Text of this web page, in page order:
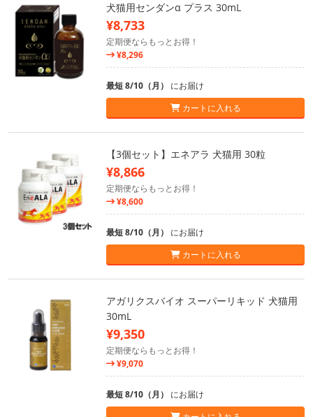
犬猫用センダンα プラス 30mL
¥8,733
定期便ならもっとお得！
¥8,296
最短 8/10（月） にお届け
カートに入れる
【3個セット】エネアラ 犬猫用 30粒
¥8,866
定期便ならもっとお得！
¥8,600
最短 8/10（月） にお届け
カートに入れる
アガリクスバイオ スーパーリキッド 犬猫用
30mL
¥9,350
定期便ならもっとお得！
¥9,070
最短 8/10（月） にお届け